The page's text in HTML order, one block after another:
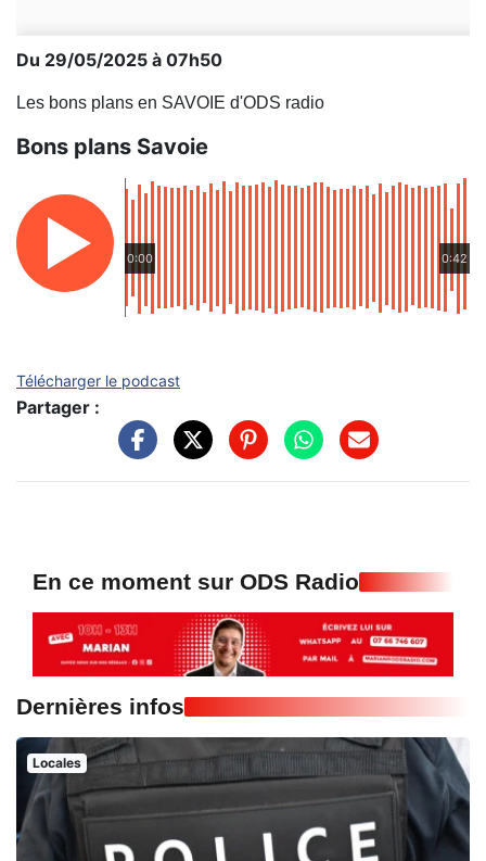
Du 29/05/2025 à 07h50
Les bons plans en SAVOIE d'ODS radio
Bons plans Savoie
0:00 0:42
Télécharger le podcast
Partager :
En ce moment sur ODS Radio
Dernières infos
Locales